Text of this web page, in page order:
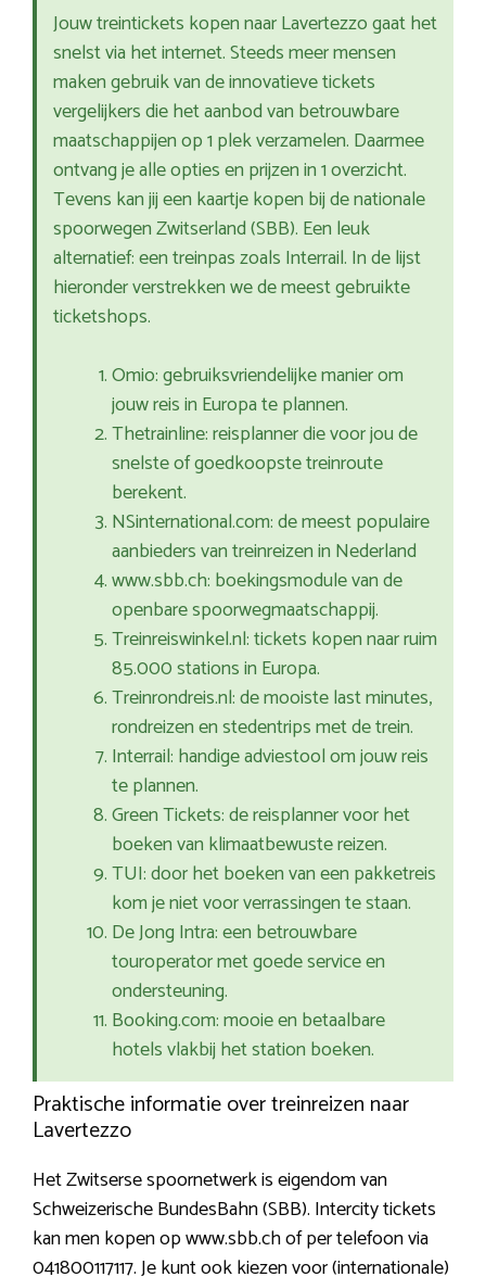
Jouw treintickets kopen naar Lavertezzo gaat het
snelst via het internet. Steeds meer mensen
maken gebruik van de innovatieve tickets
vergelijkers die het aanbod van betrouwbare
maatschappijen op 1 plek verzamelen. Daarmee
ontvang je alle opties en prijzen in 1 overzicht.
Tevens kan jij een kaartje kopen bij de nationale
spoorwegen Zwitserland (SBB). Een leuk
alternatief: een treinpas zoals Interrail. In de lijst
hieronder verstrekken we de meest gebruikte
ticketshops.
Omio: gebruiksvriendelijke manier om
jouw reis in Europa te plannen.
Thetrainline: reisplanner die voor jou de
snelste of goedkoopste treinroute
berekent.
NSinternational.com: de meest populaire
aanbieders van treinreizen in Nederland
www.sbb.ch: boekingsmodule van de
openbare spoorwegmaatschappij.
Treinreiswinkel.nl: tickets kopen naar ruim
85.000 stations in Europa.
Treinrondreis.nl: de mooiste last minutes,
rondreizen en stedentrips met de trein.
Interrail: handige adviestool om jouw reis
te plannen.
Green Tickets: de reisplanner voor het
boeken van klimaatbewuste reizen.
TUI: door het boeken van een pakketreis
kom je niet voor verrassingen te staan.
De Jong Intra: een betrouwbare
touroperator met goede service en
ondersteuning.
Booking.com: mooie en betaalbare
hotels vlakbij het station boeken.
Praktische informatie over treinreizen naar
Lavertezzo
Het Zwitserse spoornetwerk is eigendom van
Schweizerische BundesBahn (SBB). Intercity tickets
kan men kopen op www.sbb.ch of per telefoon via
041800117117. Je kunt ook kiezen voor (internationale)